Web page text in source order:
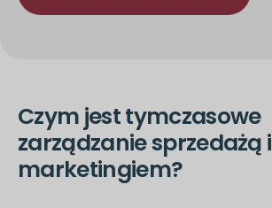
Czym jest tymczasowe
zarządzanie sprzedażą i
marketingiem?